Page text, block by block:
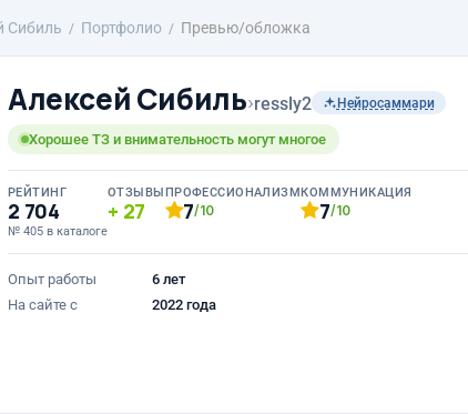
Сибиль Портфолио Превью/обложка
Алексей Сибиль›ressly2 Нейросаммари
Хорошее ТЗ и внимательность могут многое
РЕЙТИНГ
2 704
№ 405 в каталоге
ОТЗЫВЫ
27
ПРОФЕССИОНАЛИЗМ
7/10
КОММУНИКАЦИЯ
7/10
Опыт работы
6 лет
На сайте с
2022 года